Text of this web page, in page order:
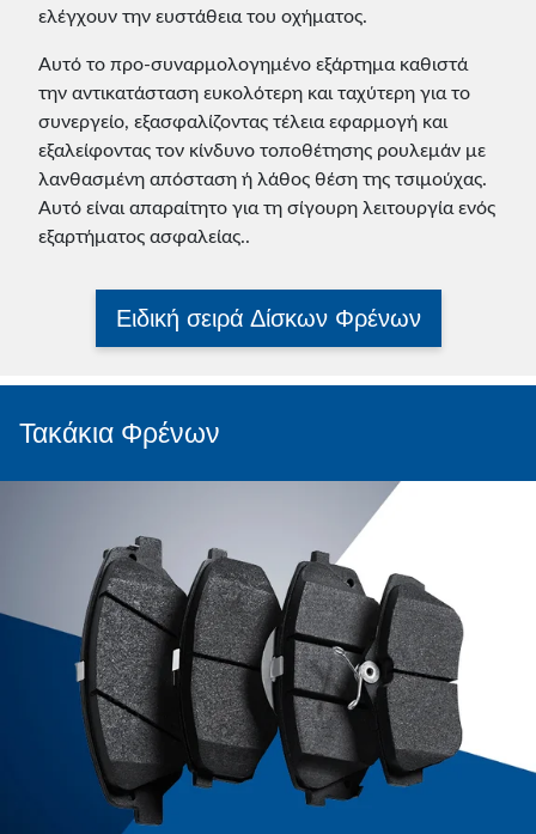
ελέγχουν την ευστάθεια του οχήματος.
Αυτό το προ-συναρμολογημένο εξάρτημα καθιστά
την αντικατάσταση ευκολότερη και ταχύτερη για το
συνεργείο, εξασφαλίζοντας τέλεια εφαρμογή και
εξαλείφοντας τον κίνδυνο τοποθέτησης ρουλεμάν με
λανθασμένη απόσταση ή λάθος θέση της τσιμούχας.
Αυτό είναι απαραίτητο για τη σίγουρη λειτουργία ενός
εξαρτήματος ασφαλείας..
Ειδική σειρά Δίσκων Φρένων
Τακάκια Φρένων